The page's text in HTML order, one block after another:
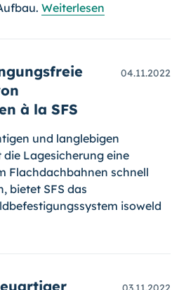
Weiterlesen
à la SFS
04.11.2022
und langlebigen
Lagesicherung eine
Flachdachbahnen schnell
bietet SFS das
isoweld